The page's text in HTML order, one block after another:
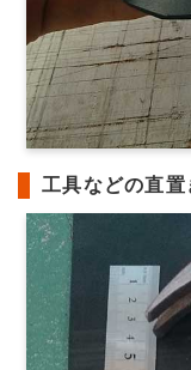
工具などの直置